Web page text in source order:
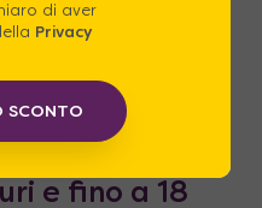
e fino a 18
di aver
Privacy
SCONTO